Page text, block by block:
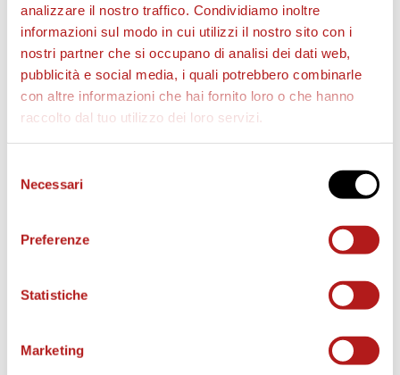
analizzare il nostro traffico. Condividiamo inoltre
informazioni sul modo in cui utilizzi il nostro sito con i
nostri partner che si occupano di analisi dei dati web,
pubblicità e social media, i quali potrebbero combinarle
con altre informazioni che hai fornito loro o che hanno
raccolto dal tuo utilizzo dei loro servizi.
delNecessari
Preferenze
Statistiche
Marketing
AS CITTADELLA STORE